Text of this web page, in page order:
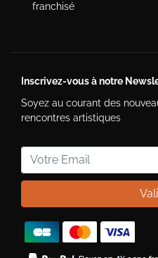
franchisé
Inscrivez-vous à notre
Soyez au courant des
rencontres artistiques